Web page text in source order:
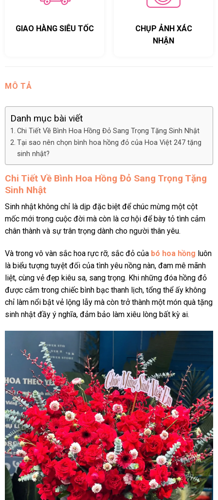
GIAO HÀNG SIÊU TỐC
CHỤP ẢNH XÁC
NHẬN
MÔ TẢ
Danh mục bài viết
Chi Tiết Về Bình Hoa Hồng Đỏ Sang Trọng Tặng Sinh Nhật
Tại sao nên chọn bình hoa hồng đỏ của Hoa Việt 247 tặng
sinh nhật?
Chi Tiết Về Bình Hoa Hồng Đỏ Sang Trọng Tặng
Sinh Nhật
Sinh nhật không chỉ là dịp đặc biệt để chúc mừng một cột
mốc mới trong cuộc đời mà còn là cơ hội để bày tỏ tình cảm
chân thành và sự trân trọng dành cho người thân yêu.
Và trong vô vàn sắc hoa rực rỡ, sắc đỏ của bó hoa hồng luôn
là biểu tượng tuyệt đối của tình yêu nồng nàn, đam mê mãnh
liệt, cùng vẻ đẹp kiêu sa, sang trọng. Khi những đóa hồng đỏ
được cắm trong chiếc bình bạc thanh lịch, tổng thể ấy không
chỉ làm nổi bật vẻ lộng lẫy mà còn trở thành một món quà tặng
sinh nhật đầy ý nghĩa, đảm bảo làm xiêu lòng bất kỳ ai.